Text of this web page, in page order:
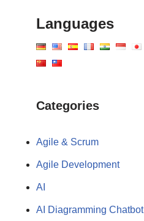
Languages
Categories
Agile & Scrum
Agile Development
AI
AI Diagramming Chatbot